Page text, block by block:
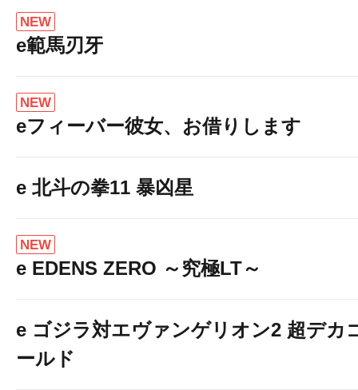
NEW
e範馬刃牙
NEW
eフィーバー彼女、お借りします
e 北斗の拳11 暴凶星
NEW
e EDENS ZERO ～究極LT～
e ゴジラ対エヴァンゲリオン2 超デカ
ールド